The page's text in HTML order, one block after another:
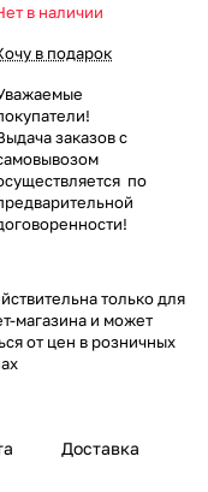
в наличии
в подарок
заказов с
по
только для
магазина и может
от цен в розничных
Доставка